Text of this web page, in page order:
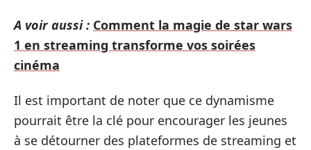
A voir aussi : Comment la magie de star wars
1 en streaming transforme vos soirées
cinéma
Il est important de noter que ce dynamisme
pourrait être la clé pour encourager les jeunes
à se détourner des plateformes de streaming et